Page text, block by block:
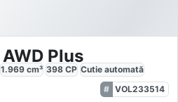
Plus
1.969 cm³ 398 CP Cutie automată
VOL233514